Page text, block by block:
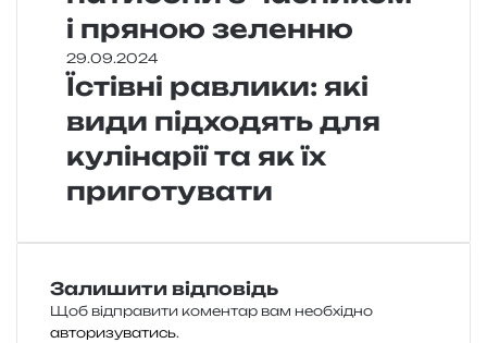
і пряною зеленню
29.09.2024
Їстівні равлики: які
види підходять для
кулінарії та як їх
приготувати
Залишити відповідь
Щоб відправити коментар вам необхідно
авторизуватись.